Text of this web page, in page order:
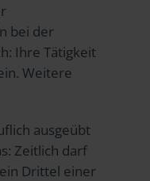
bei der
Ihre Tätigkeit
Weitere
ausgeübt
Zeitlich darf
Drittel einer